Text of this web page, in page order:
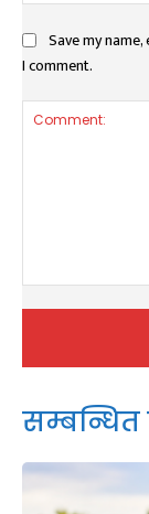
Save my
I comment.